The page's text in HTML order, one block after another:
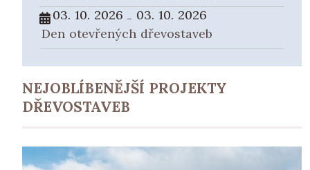
03. 10. 2026 - 03. 10. 2026
Den otevřených dřevostaveb
NEJOBLÍBENĚJŠÍ PROJEKTY
DŘEVOSTAVEB